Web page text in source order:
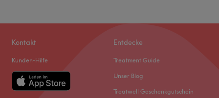
Kontakt
Kunden-Hilfe
Entdecke
Treatment Guide
Unser Blog
Treatwell Geschenkgutschein